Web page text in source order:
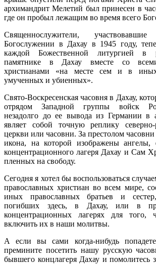
архимандрит Мелетий был принесен в
где он пробыл лежащим во время всего
Священнослужители,
Богослужении в Дахау в 1945 году,
каждой Божественной литургией в
памятнике в Дахау вместе со
христианами «на месте сем и в
умученных и убиенных».
Свято-Воскресенская часовня в Дахау,
отрядом Западной группы войск
незадолго до ее вывода из Германии в
являет собой точную реплику северно-
церкви или часовни. За престолом
икона, на которой изображены ангелы,
концентрационного лагеря Дахау и Сам
пленных на свободу.
Сегодня я хотел бы воспользоваться
православных христиан во всем мире,
иных православных братьев и
погибших здесь, в Дахау, или в
концентрационных лагерях для
включить их в наши молитвы.
А если вы сами когда-нибудь
премините посетить нашу русскую
бывшего концлагеря Дахау и помолитесь